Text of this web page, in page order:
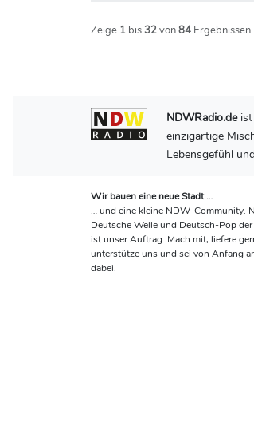
Zeige 1 bis32von84 Ergebnissen
NDWRadio.deist
einzigartige
Lebensgefühl
Wir bauen eine neue Stadt …
… und eine kleine NDW-Community.
Deutsche Welle und Deutsch-Pop
ist unser Auftrag. Mach mit, liefere
unterstütze uns und sei von Anfang
dabei.